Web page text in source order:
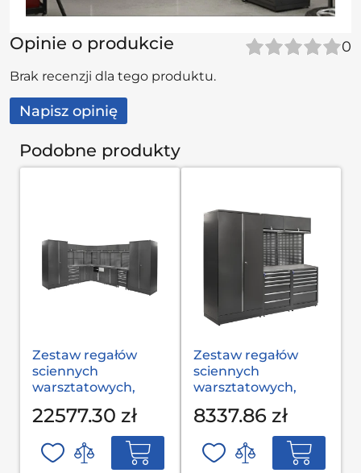
Opinie o produkcie 0
Brak recenzji dla tego produktu.
Napisz opinię
Podobne produkty
Zestaw regałów
sciennych
warsztatowych,
С-08-002 S op
22577.30 zł
Zestaw regałów
sciennych
warsztatowych,
L-03-001 G(2,0) op
8337.86 zł